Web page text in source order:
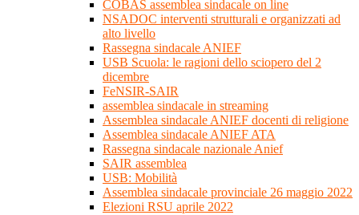
COBAS assemblea sindacale on line
NSADOC interventi strutturali e organizzati ad
alto livello
Rassegna sindacale ANIEF
USB Scuola: le ragioni dello sciopero del 2
dicembre
FeNSIR-SAIR
assemblea sindacale in streaming
Assemblea sindacale ANIEF docenti di religione
Assemblea sindacale ANIEF ATA
Rassegna sindacale nazionale Anief
SAIR assemblea
USB: Mobilità
Assemblea sindacale provinciale 26 maggio 2022
Elezioni RSU aprile 2022